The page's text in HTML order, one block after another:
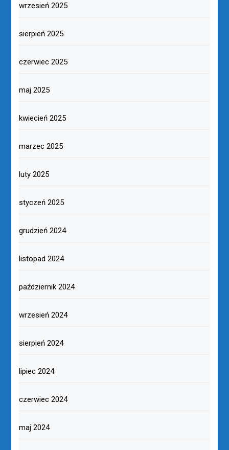
wrzesień 2025
sierpień 2025
czerwiec 2025
maj 2025
kwiecień 2025
marzec 2025
luty 2025
styczeń 2025
grudzień 2024
listopad 2024
październik 2024
wrzesień 2024
sierpień 2024
lipiec 2024
czerwiec 2024
maj 2024